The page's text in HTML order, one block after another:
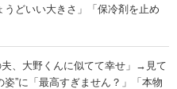
どいい大きさ」「保冷剤を止め
、大野くんに似てて幸せ」→見て
”に「最高すぎません？」「本物